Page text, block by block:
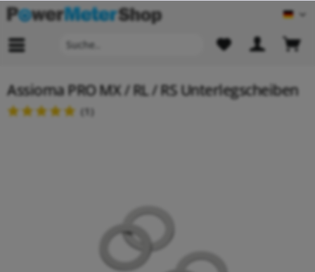
Assioma PRO MX / RL / RS Unterlegscheiben
( 1 )